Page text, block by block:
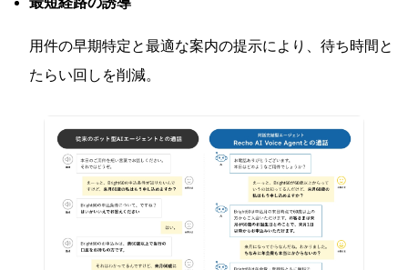
用件の早期特定と最適な案内の提示により、待ち時間と
たらい回しを削減。